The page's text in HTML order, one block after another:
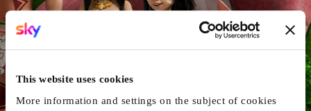
This website uses cookies
More information and settings on the subject of cookies